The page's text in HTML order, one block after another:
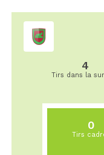
4
Tirs dans la
0
Tirs